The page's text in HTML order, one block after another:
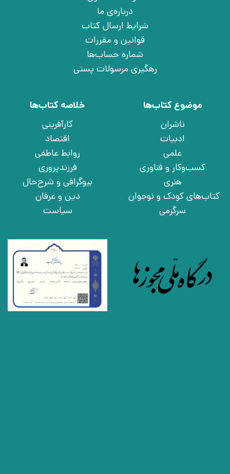
درباره‌ی ما
شرایط ارسال کتاب
قوانین و مقررات
شماره حساب‌ها
رهگیری مرسولات پستی
موضوع کتاب‌ها
ناشران
ادبیات
علمی
کسب‌وکار و فناوری
هنری
کتاب‌های کودک و نوجوان
سرگرمی
خلاصه کتاب‌ها
کارآفرینی
اقتصاد
روابط عاطفی
فرزندپروری
بیوگرافی و شرح‌حال
دین و عرفان
سیاست